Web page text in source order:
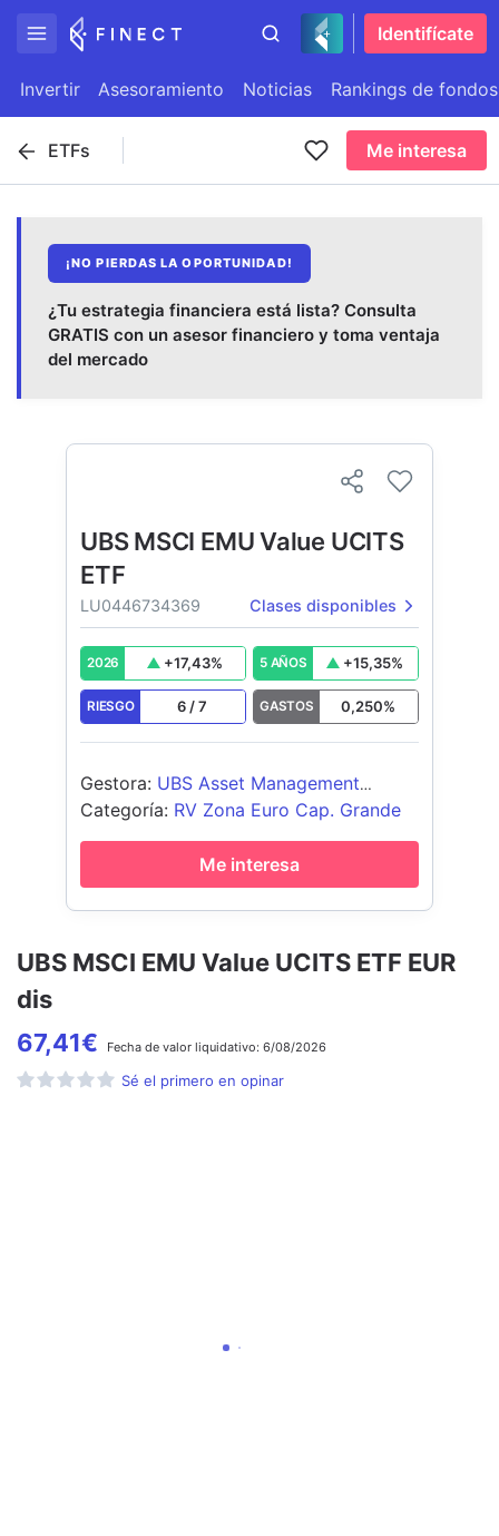
Identifícate
Invertir Asesoramiento Noticias Rankings de fondos
ETFs Me interesa
¡NO PIERDAS LA OPORTUNIDAD!
¿Tu estrategia financiera está lista? Consulta
GRATIS con un asesor financiero y toma ventaja
del mercado
UBS MSCI EMU Value UCITS ETF EUR
dis
67,41€ Fecha de valor liquidativo: 6/08/2026
Sé el primero en opinar
UBS MSCI EMU Value UCITS
ETF
LU0446734369 Clases disponibles
2026 +17,43% 5 AÑOS +15,35%
RIESGO 6 /7 GASTOS 0,250%
Gestora: UBS Asset Management
(Europe) S.A.
Categoría: RV Zona Euro Cap. Grande
Me interesa